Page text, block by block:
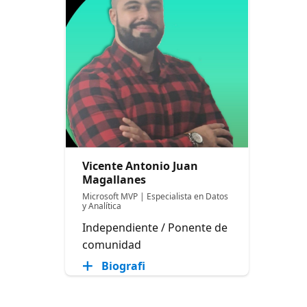
Vicente Antonio Juan
Magallanes
Microsoft MVP | Especialista en Datos
y Analítica
Independiente / Ponente de
comunidad
Biografi